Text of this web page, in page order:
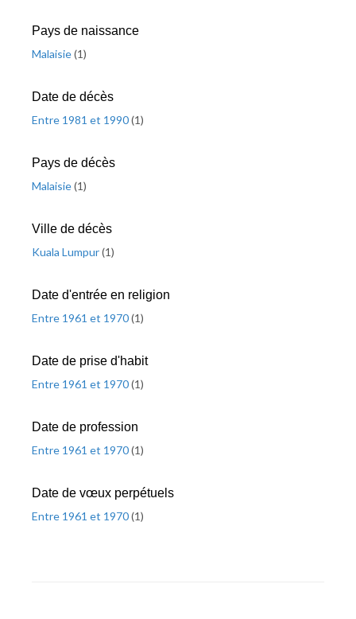
Pays de naissance
Malaisie(1)
Date de décès
Entre 1981 et 1990(1)
Pays de décès
Malaisie(1)
Ville de décès
Kuala Lumpur(1)
Date d'entrée en religion
Entre 1961 et 1970(1)
Date de prise d'habit
Entre 1961 et 1970(1)
Date de profession
Entre 1961 et 1970(1)
Date de vœux perpétuels
Entre 1961 et 1970(1)